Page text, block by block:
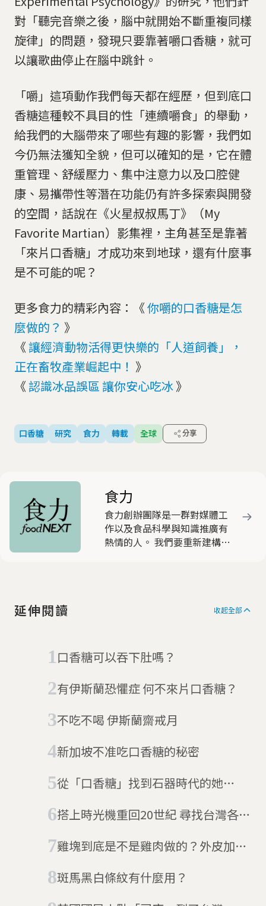
對「聽完音樂之後，腦中就開始不斷重複同樣
旋律」的問題，發現只要靠著嚼口香糖，就可
以讓歌曲停止在腦中跳針。
「嚼」這項動作我們每天都在經歷，但到底口
香糖這種較不具目的性「連續嚼食」的舉動，
給我們的大腦帶來了哪些有趣的影響，我們如
今仍無法獲知全貌，但可以確知的是，它在體
重管理、舒緩壓力、集中注意力以及口腔健
康、易攜帶性等潛在功能仍有許多探索與開發
的空間，話說在《火星叔叔馬丁》（My
Favorite Martian）影集裡，主角甚至是靠著
「來片口香糖」才成功來到地球，還有什麼事
是不可能的呢？
更多食力的精彩內容：《你嚼的口香糖是怎
麼做的？ 》
《讓經濟動物活得更快樂的「人道飼養」，
正在畜牧產業崛起中！ 》
《認識冰品誤區 讓你安心吃冰》
口香糖 研究 食力 轉載 全球 分享
食力
食力創辦團隊是一群對媒體工
作以及食品科學與知識推廣有
熱情的人。 我們要重新建構民
眾，讓「事實」能真正被看
體的監督下，使民眾免除對於
食的擔心受怕。
延伸閱讀 收起全部
口香糖可以吞下肚嗎？
有伊斯蘭恐懼症 何不來片口香糖？
不吃不喝 伊斯蘭齋戒月
新加坡不准吃口香糖的秘密
從「口香糖」找到石器時代的她
搭上時光機重回20世紀 尋找台灣各年
雞塊到底是不是雞肉做的？外皮加了
斑馬黑白條紋有什麼用？